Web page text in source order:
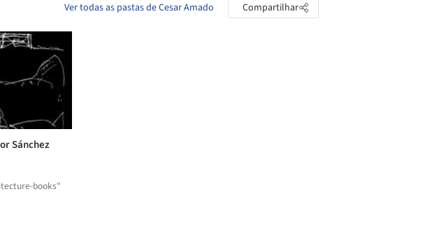
Ver todas as pastas de Cesar Amado Compartilhar
Sánchez
books"